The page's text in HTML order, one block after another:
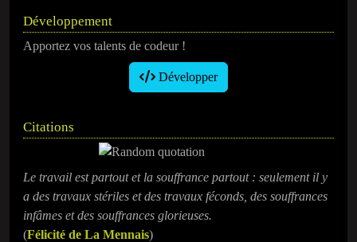
Développement
Apportez vos talents de codeur !
Développer
Citations
Le travail est partout et la souffrance partout : seulement il y
a des travaux stériles et des travaux féconds, des souffrances
infâmes et des souffrances glorieuses.
(Félicité de La Mennais)